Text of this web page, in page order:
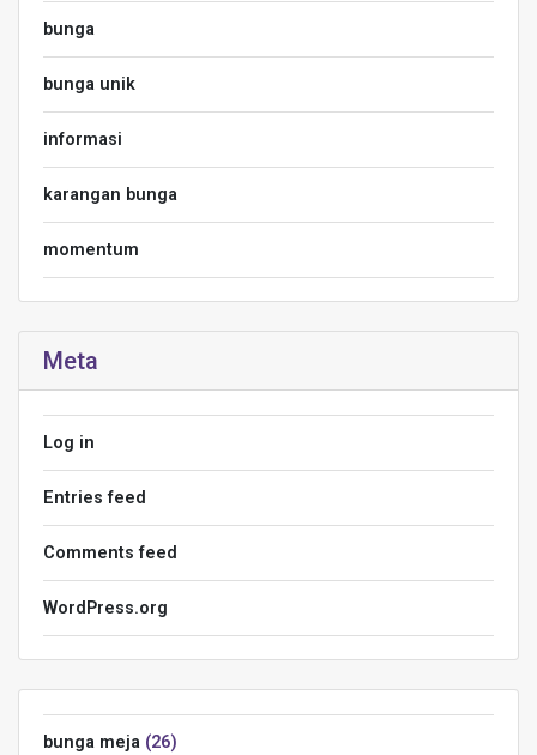
bunga
bunga unik
informasi
karangan bunga
momentum
Meta
Log in
Entries feed
Comments feed
WordPress.org
bunga meja 26